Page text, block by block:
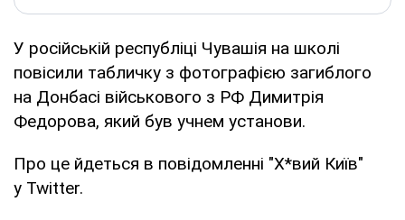
У російській республіці Чувашія на школі
повісили табличку з фотографією загиблого
на Донбасі військового з РФ Димитрія
Федорова, який був учнем установи.
Про це йдеться в повідомленні "Х*вий Київ"
у Twitter.